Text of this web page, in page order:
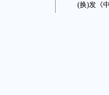
(换)发《